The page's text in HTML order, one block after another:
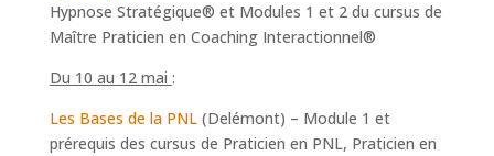
Hypnose Stratégique® et Modules 1 et 2 du cursus de
Maître Praticien en Coaching Interactionnel®
Du 10 au 12 mai :
Les Bases de la PNL (Delémont) – Module 1 et
prérequis des cursus de Praticien en PNL, Praticien en